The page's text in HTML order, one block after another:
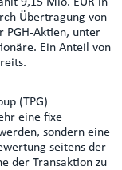
Übertragung von
PGH-Aktien, unter
Ein Anteil von
(TPG)
eine fixe
sondern eine
seitens der
der Transaktion zu